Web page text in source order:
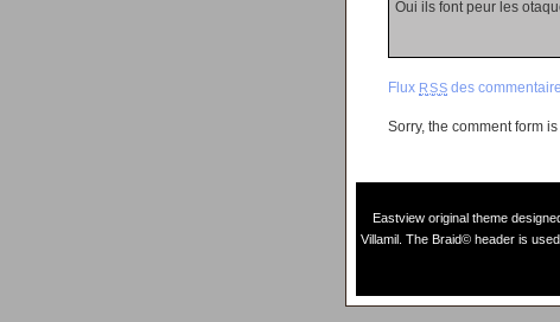
Oui ils font peur les
Flux RSS des
Sorry, the comment form
Eastview original theme
Villamil. The Braid© header is